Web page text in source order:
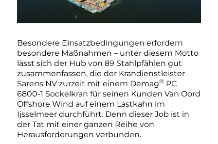
Besondere Einsatzbedingungen erfordern
besondere Maßnahmen – unter diesem Motto
lässt sich der Hub von 89 Stahlpfählen gut
zusammenfassen, die der Krandienstleister
Sarens NV zurzeit mit einem Demag® PC
6800-1 Sockelkran für seinen Kunden Van Oord
Offshore Wind auf einem Lastkahn im
Ijsselmeer durchführt. Denn dieser Job ist in
der Tat mit einer ganzen Reihe von
Herausforderungen verbunden.